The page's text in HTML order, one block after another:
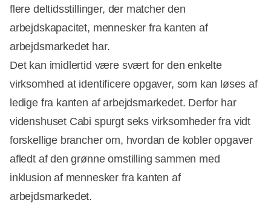
flere deltidsstillinger, der matcher den
arbejdskapacitet, mennesker fra kanten af
arbejdsmarkedet har.
Det kan imidlertid være svært for den enkelte
virksomhed at identificere opgaver, som kan løses af
ledige fra kanten af arbejdsmarkedet. Derfor har
videnshuset Cabi spurgt seks virksomheder fra vidt
forskellige brancher om, hvordan de kobler opgaver
afledt af den grønne omstilling sammen med
inklusion af mennesker fra kanten af
arbejdsmarkedet.